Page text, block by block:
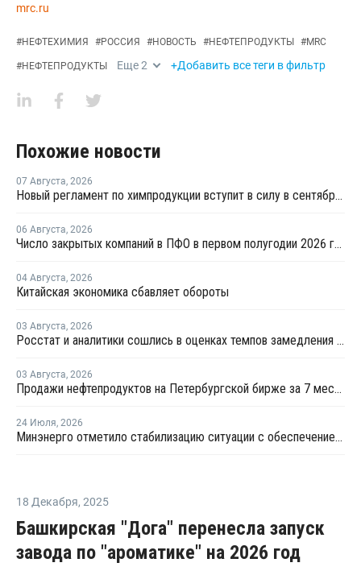
mrc.ru
#НЕФТЕХИМИЯ #РОССИЯ #НОВОСТЬ #НЕФТЕПРОДУКТЫ #MRC
#НЕФТЕПРОДУКТЫ Еще2 +Добавить все теги в фильтр
Похожие новости
07 Августа, 2026
Новый регламент по химпродукции вступит в силу в сентябре 2027 года
06 Августа, 2026
Число закрытых компаний в ПФО в первом полугодии 2026 года вдвое превысило число новых
04 Августа, 2026
Китайская экономика сбавляет обороты
03 Августа, 2026
Росстат и аналитики сошлись в оценках темпов замедления экономики
03 Августа, 2026
Продажи нефтепродуктов на Петербургской бирже за 7 месяцев снизились на 11,2%, в июле – на 35,6%
24 Июля, 2026
Минэнерго отметило стабилизацию ситуации с обеспечением топливом в ряде регионов
18 Декабря, 2025
Башкирская "Дога" перенесла запуск
завода по "ароматике" на 2026 год